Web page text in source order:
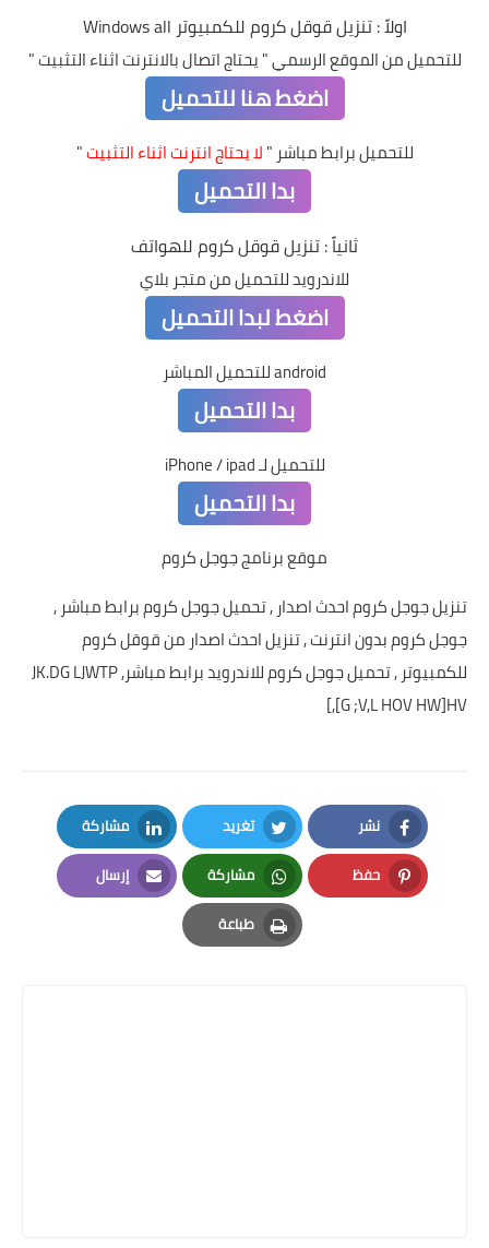
اولاً : تنزيل قوقل كروم للكمبيوتر Windows all
للتحميل من الموقع الرسمي " يحتاج اتصال بالانترنت اثناء التثبيت "
اضغط هنا للتحميل
للتحميل برابط مباشر "لا يحتاج انترنت اثناء التثبيت"
بدا التحميل
ثانياً : تنزيل قوقل كروم للهواتف
للاندرويد للتحميل من متجر بلاي
اضغط لبدا التحميل
android للتحميل المباشر
بدا التحميل
للتحميل لـ iPhone / ipad
بدا التحميل
موقع برنامج جوجل كروم
تنزيل جوجل كروم احدث اصدار , تحميل جوجل كروم برابط مباشر ,
جوجل كروم بدون انترنت , تنزيل احدث اصدار من قوقل كروم
للكمبيوتر , تحميل جوجل كروم للاندرويد برابط مباشر, JK.DG LJWTP
[,[G ;V,L HOV HW]HV
نشر
Facebook
تغريد
Twitter
مشاركة
LinkedIn
حفظ
Pinterest
مشاركة
Whatsapp
إرسال
Email
طباعة
Print